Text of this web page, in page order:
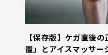
【保存版】ケガ直後
置」とアイスマッサー